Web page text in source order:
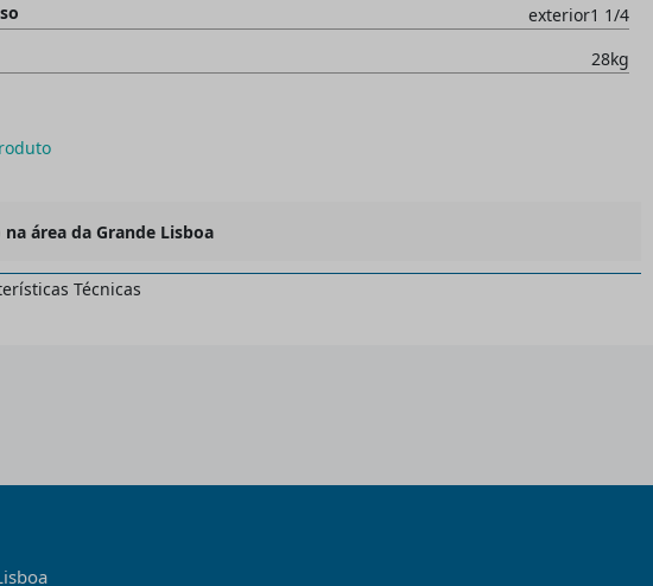
exterior1 1/4
28kg
área da Grande Lisboa
Técnicas